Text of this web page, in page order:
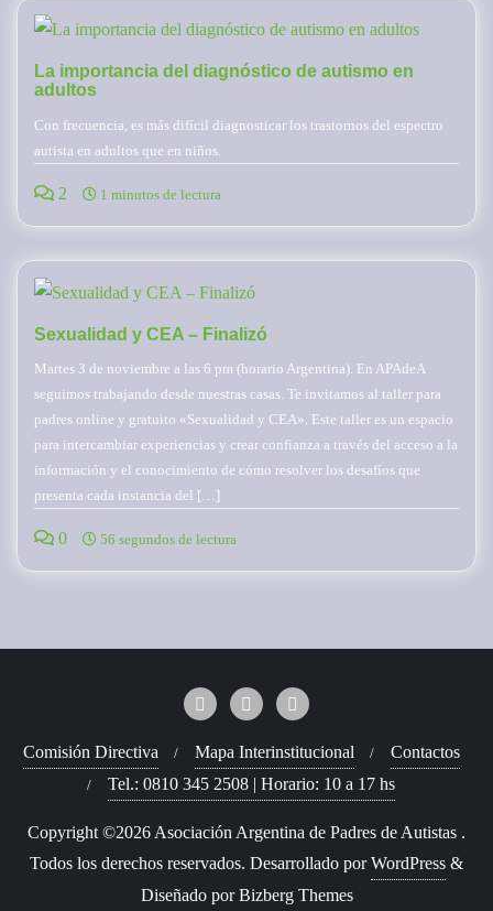
La importancia del diagnóstico de autismo en
adultos
Con frecuencia, es más difícil diagnosticar los trastornos del espectro
autista en adultos que en niños.
2 1 minutos de lectura
Sexualidad y CEA – Finalizó
Martes 3 de noviembre a las 6 pm (horario Argentina). En APAdeA
seguimos trabajando desde nuestras casas. Te invitamos al taller para
padres online y gratuito «Sexualidad y CEA». Este taller es un espacio
para intercambiar experiencias y crear confianza a través del acceso a la
información y el conocimiento de cómo resolver los desafíos que
presenta cada instancia del […]
0 56 segundos de lectura
Comisión Directiva Mapa Interinstitucional
Contactos
Tel.: 0810 345 2508 | Horario: 10 a 17 hs
Copyright ©2026 Asociación Argentina de Padres de Autistas .
Todos los derechos reservados. Desarrollado porWordPress &
Diseñado porBizberg Themes